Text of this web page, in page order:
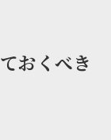
おくべき